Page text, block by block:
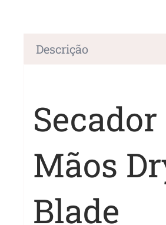
Descrição
Secador
Mãos
Blade